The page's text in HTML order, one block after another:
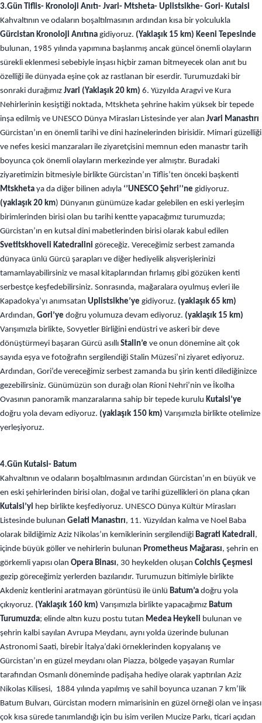
3.Gün Tiflis- Kronoloji Anıtı- Jvari- Mtsheta- Uplistsikhe- Gori- Kutaisi
Kahvaltının ve odaların boşaltılmasının ardından kısa bir yolculukla
Gürcistan Kronoloji Anıtına gidiyoruz. (Yaklaşık 15 km) Keeni Tepesinde
bulunan, 1985 yılında yapımına başlanmış ancak güncel önemli olayların
sürekli eklenmesi sebebiyle inşası hiçbir zaman bitmeyecek olan anıt bu
özelliği ile dünyada eşine çok az rastlanan bir eserdir. Turumuzdaki bir
sonraki durağımız Jvari (Yaklaşık 20 km) 6. Yüzyılda Aragvi ve Kura
Nehirlerinin kesiştiği noktada, Mtskheta şehrine hakim yüksek bir tepede
inşa edilmiş ve UNESCO Dünya Mirasları Listesinde yer alan Jvari Manastırı
Gürcistan’ın en önemli tarihi ve dini hazinelerinden birisidir. Mimari güzelliği
ve nefes kesici manzaraları ile ziyaretçisini memnun eden manastır tarih
boyunca çok önemli olayların merkezinde yer almıştır. Buradaki
ziyaretimizin bitmesiyle birlikte Gürcistan’ın Tiflis’ten önceki başkenti
Mtskheta ya da diğer bilinen adıyla ‘’UNESCO Şehri’’ne gidiyoruz.
(yaklaşık 20 km) Dünyanın günümüze kadar gelebilen en eski yerleşim
birimlerinden birisi olan bu tarihi kentte yapacağımız turumuzda;
Gürcistan’ın en kutsal dini mabetlerinden birisi olarak kabul edilen
Svetitskhoveli Katedralini göreceğiz. Vereceğimiz serbest zamanda
dünyaca ünlü Gürcü şarapları ve diğer hediyelik alışverişlerinizi
tamamlayabilirsiniz ve masal kitaplarından fırlamış gibi gözüken kenti
serbestçe keşfedebilirsiniz. Sonrasında, mağaralara oyulmuş evleri ile
Kapadokya’yı anımsatan Uplistsikhe’ye gidiyoruz. (yaklaşık 65 km)
Ardından, Gori’ye doğru yolumuza devam ediyoruz. (yaklaşık 15 km)
Varışımızla birlikte, Sovyetler Birliğini endüstri ve askeri bir deve
dönüştürmeyi başaran Gürcü asıllı Stalin’e ve onun dönemine ait çok
sayıda eşya ve fotoğrafın sergilendiği Stalin Müzesi’ni ziyaret ediyoruz.
Ardından, Gori’de vereceğimiz serbest zamanda bu şirin kenti dilediğinizce
gezebilirsiniz. Günümüzün son durağı olan Rioni Nehri’nin ve İkolha
Ovasının panoramik manzaralarına sahip bir tepede kurulu Kutaisi’ye
doğru yola devam ediyoruz. (yaklaşık 150 km) Varışımızla birlikte otelimize
yerleşiyoruz.
4.Gün Kutaisi- Batum
Kahvaltının ve odaların boşaltılmasının ardından Gürcistan’ın en büyük ve
en eski şehirlerinden birisi olan, doğal ve tarihi güzellikleri ön plana çıkan
Kutaisi’yi hep birlikte keşfediyoruz. UNESCO Dünya Kültür Mirasları
Listesinde bulunan Gelati Manastırı, 11. Yüzyıldan kalma ve Noel Baba
olarak bildiğimiz Aziz Nikolas’ın kemiklerinin sergilendiği Bagrati Katedrali,
içinde büyük göller ve nehirlerin bulunan Prometheus Mağarası, şehrin en
görkemli yapısı olan Opera Binası, 30 heykelden oluşan Colchis Çeşmesi
gezip göreceğimiz yerlerden bazılarıdır. Turumuzun bitimiyle birlikte
Akdeniz kentlerini aratmayan görüntüsü ile ünlü Batum’a doğru yola
çıkıyoruz. (Yaklaşık 160 km) Varışımızla birlikte yapacağımız Batum
Turumuzda; elinde altın kuzu postu tutan Medea Heykeli bulunan ve
şehrin kalbi sayılan Avrupa Meydanı, aynı yolda üzerinde bulunan
Astronomi Saati, birebir İtalya’daki örneklerinden kopyalanış ve
Gürcistan’ın en güzel meydanı olan Piazza, bölgede yaşayan Rumlar
tarafından Osmanlı döneminde padişaha hediye olarak yaptırılan Aziz
Nikolas Kilisesi, 1884 yılında yapılmış ve sahil boyunca uzanan 7 km’lik
Batum Bulvarı, Gürcistan modern mimarisinin en güzel örneği olan ve inşası
çok kısa sürede tanımlandığı için bu isim verilen Mucize Parkı, ticari açıdan